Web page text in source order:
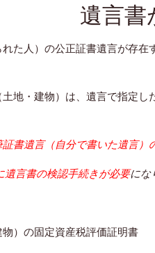
遺言書
た人）の公正証書遺言が存在
地・建物）は、遺言で指定し
証書遺言（自分で書いた遺言）
遺言書の検認手続きが必要にな
）の固定資産税評価証明書